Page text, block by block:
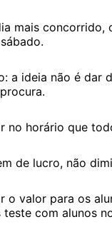
mais concorrido,
a ideia não é dar
no horário que
de lucro, não
o valor para os
teste com alunos